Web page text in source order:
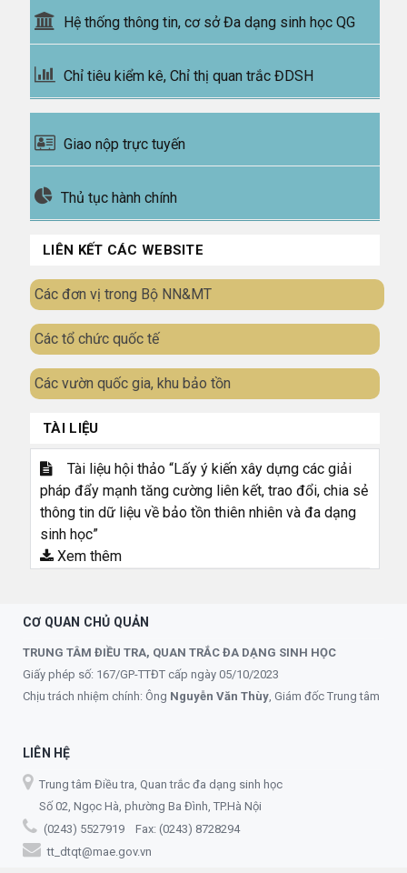
Hệ thống thông tin, cơ sở Đa dạng sinh học QG
Chỉ tiêu kiểm kê, Chỉ thị quan trắc ĐDSH
Giao nộp trực tuyến
Thủ tục hành chính
LIÊN KẾT CÁC WEBSITE
Các đơn vị trong Bộ NN&MT
Các tổ chức quốc tế
Các vườn quốc gia, khu bảo tồn
TÀI LIỆU
Tài liệu hội thảo “Lấy ý kiến xây dựng các giải
pháp đẩy mạnh tăng cường liên kết, trao đổi, chia sẻ
thông tin dữ liệu về bảo tồn thiên nhiên và đa dạng
sinh học”
Xem thêm
CƠ QUAN CHỦ QUẢN
TRUNG TÂM ĐIỀU TRA, QUAN TRẮC ĐA DẠNG SINH HỌC
Giấy phép số: 167/GP-TTĐT cấp ngày 05/10/2023
Chịu trách nhiệm chính: Ông Nguyễn Văn Thùy , Giám đốc Trung tâm
LIÊN HỆ
Trung tâm Điều tra, Quan trắc đa dạng sinh học
Số 02, Ngọc Hà, phường Ba Đình, TP.Hà Nội
(0243) 5527919 Fax: (0243) 8728294
tt_dtqt@mae.gov.vn